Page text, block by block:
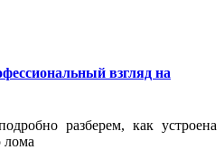
взгляд на
разберем, как устроена
лома